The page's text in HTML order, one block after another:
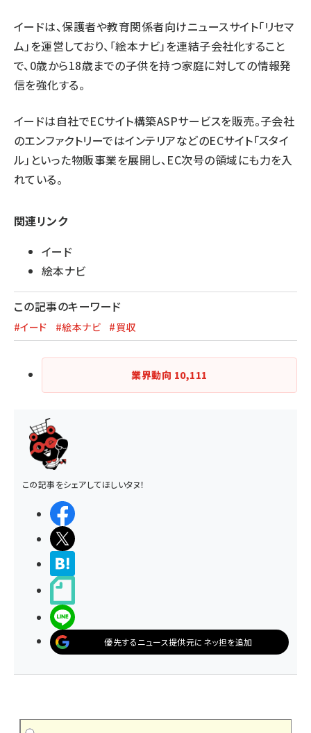
イードは、保護者や教育関係者向けニュースサイト「リセマ
ム」を運営しており、「絵本ナビ」を連結子会社化すること
で、0歳から18歳までの子供を持つ家庭に対しての情報発
信を強化する。
イードは自社でECサイト構築ASPサービスを販売。子会社
のエンファクトリーではインテリアなどのECサイト「スタイ
ル」といった物販事業を展開し、EC次号の領域にも力を入
れている。
関連リンク
イード
絵本ナビ
この記事のキーワード
#イード #絵本ナビ #買収
業界動向 10,111
この記事をシェアしてほしいタヌ！
優先するニュース提供元にネッ担を追加